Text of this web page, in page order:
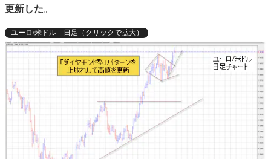
更新した。
ユーロ/米ドル 日足（クリックで拡大）